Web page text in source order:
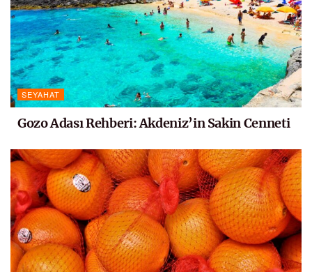
SEYAHAT
Gozo Adası Rehberi: Akdeniz’in Sakin Cenneti